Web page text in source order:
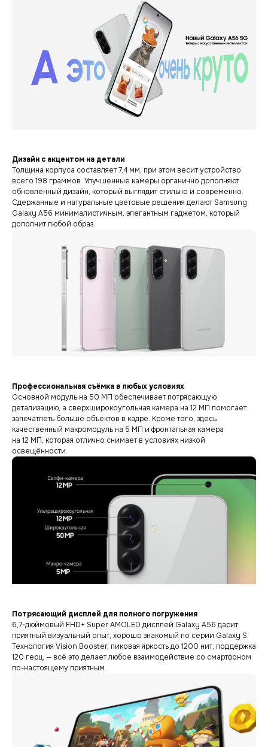
Дизайн с акцентом на детали
Толщина корпуса составляет 7,4 мм, при этом весит устройство
всего 198 граммов. Улучшенные камеры органично дополняют
обновлённый дизайн, который выглядит стильно и современно.
Сдержанные и натуральные цветовые решения делают Samsung
Galaxy A56 минималистичным, элегантным гаджетом, который
дополнит любой образ.
Профессиональная съёмка в любых условиях
Основной модуль на 50 МП обеспечивает потрясающую
детализацию, а сверхширокоугольная камера на 12 МП помогает
запечатлеть больше объектов в кадре. Кроме того, здесь
качественный макромодуль на 5 МП и фронтальная камера
на 12 МП, которая отлично снимает в условиях низкой
освещённости.
Потрясающий дисплей для полного погружения
6,7-дюймовый FHD+ Super AMOLED дисплей Galaxy A56 дарит
приятный визуальный опыт, хорошо знакомый по серии Galaxy S.
Технология Vision Booster, пиковая яркость до 1200 нит, поддержка
120 герц, — всё это делает любое взаимодействие со смартфоном
по-настоящему приятным.